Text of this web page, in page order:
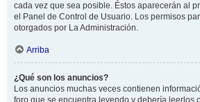
cada vez que sea posible. Éstos aparecerán al
el Panel de Control de Usuario. Los permisos
otorgados por La Administración.
Arriba
¿Qué son los anuncios?
Los anuncios muchas veces contienen
foro que se encuentra leyendo y debería leerlos